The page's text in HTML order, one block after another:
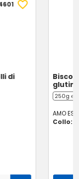
di
250g ℮
AMO
Collo: